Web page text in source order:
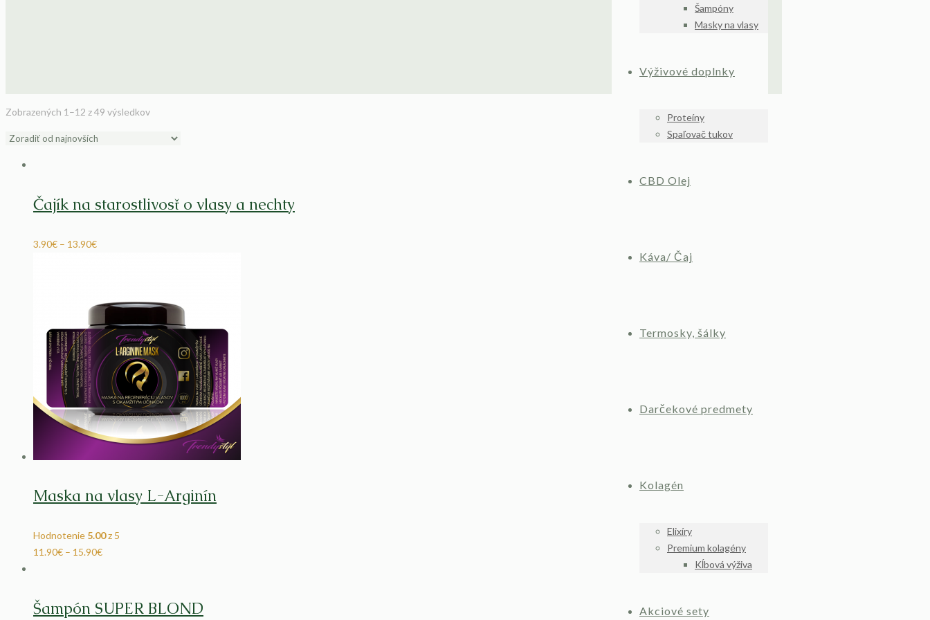
Šampóny
Masky na vlasy
Výživové doplnky
Proteíny
Spaľovač tukov
CBD Olej
Káva/ Čaj
Termosky, šálky
Darčekové predmety
Kolagén
Elixíry
Premium kolagény
Kĺbová výživa
Akciové sety
Zobrazených 1–12 z 49 výsledkov
Čajík na starostlivosť o vlasy a nechty
3.90€ – 13.90€
Maska na vlasy L-Arginín
Hodnotenie 5.00z 5
11.90€ – 15.90€
Šampón SUPER BLOND